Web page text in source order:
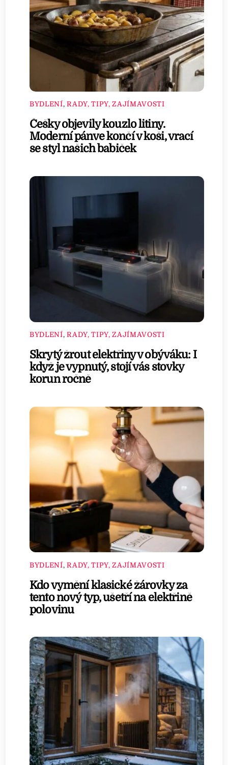
BYDLENÍ,RADY, TIPY, ZAJÍMAVOSTI
Češky objevily kouzlo litiny.
Moderní pánve končí v koši, vrací
se styl našich babiček
BYDLENÍ,RADY, TIPY, ZAJÍMAVOSTI
Skrytý žrout elektřiny v obýváku: I
když je vypnutý, stojí vás stovky
korun ročně
BYDLENÍ,RADY, TIPY, ZAJÍMAVOSTI
Kdo vymění klasické žárovky za
tento nový typ, ušetří na elektřině
polovinu